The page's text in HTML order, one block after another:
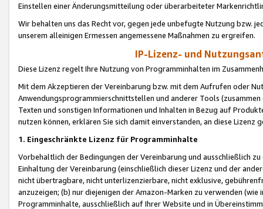
Einstellen einer Änderungsmitteilung oder überarbeiteter
Wir behalten uns das Recht vor, gegen jede unbefugte Nutzung bzw.
unserem alleinigen Ermessen angemessene Maßnahmen zu ergreifen.
IP-Lizenz- und
Diese Lizenz regelt Ihre Nutzung von Programminhalten im
Mit dem Akzeptieren der Vereinbarung bzw. mit dem Aufrufen oder
Anwendungsprogrammierschnittstellen und anderer Tools (zusammen
Texten und sonstigen Informationen und Inhalten in Bezug auf
nutzen können, erklären Sie sich damit einverstanden, an diese Lizenz
1. Eingeschränkte Lizenz für Programminhalte
Vorbehaltlich der Bedingungen der Vereinbarung und ausschließlich
Einhaltung der Vereinbarung (einschließlich dieser Lizenz und der
nicht übertragbare, nicht unterlizenzierbare, nicht exklusive,
anzuzeigen; (b) nur diejenigen der Amazon-Marken zu verwenden
Programminhalte, ausschließlich auf Ihrer Website und in